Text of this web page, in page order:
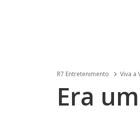
R7 Entretenimento Viva a
Era